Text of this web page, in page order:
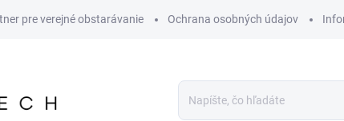
pre verejné obstarávanie Ochrana osobných údajov